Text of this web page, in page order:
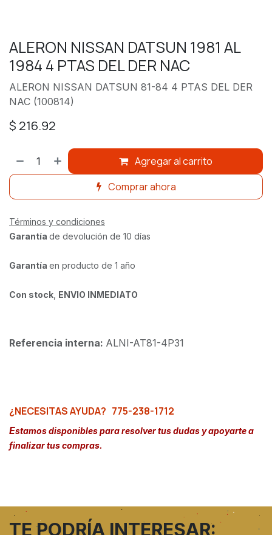
ALERON NISSAN DATSUN 1981 AL
1984 4 PTAS DEL DER NAC
ALERON NISSAN DATSUN 81-84 4 PTAS DEL DER
NAC (100814)
$ 216.92
Agregar al carrito
Comprar ahora
Términos y condiciones
Garantía de devolución de 10 días
Garantía en producto de 1 año
Con stock ENVIO INMEDIATO
Referencia interna: ALNI-AT81-4P31
¿NECESITAS AYUDA? 775-238-1712
Estamos disponibles para resolver tus dudas y apoyarte a
finalizar tus compras.
TE PODRÍA INTERESAR: